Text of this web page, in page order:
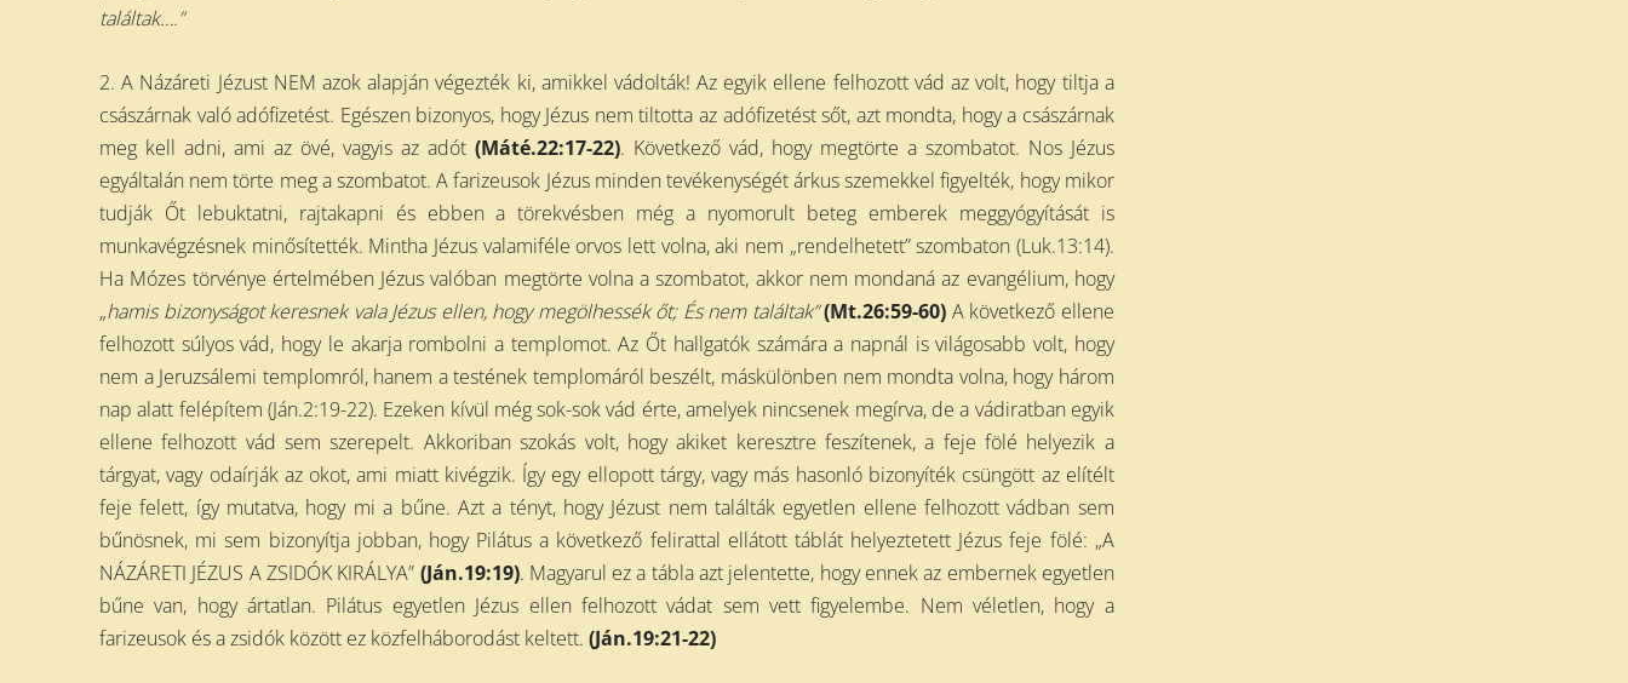
találtak….”
2. A Názáreti Jézust NEM azok alapján végezték ki, amikkel vádolták! Az egyik ellene felhozott vád az volt, hogy tiltja a
császárnak való adófizetést. Egészen bizonyos, hogy Jézus nem tiltotta az adófizetést sőt, azt mondta, hogy a császárnak
meg kell adni, ami az övé, vagyis az adót (Máté.22:17-22). Következő vád, hogy megtörte a szombatot. Nos Jézus
egyáltalán nem törte meg a szombatot. A farizeusok Jézus minden tevékenységét árkus szemekkel figyelték, hogy mikor
tudják Őt lebuktatni, rajtakapni és ebben a törekvésben még a nyomorult beteg emberek meggyógyítását is
munkavégzésnek minősítették. Mintha Jézus valamiféle orvos lett volna, aki nem „rendelhetett” szombaton (Luk.13:14).
Ha Mózes törvénye értelmében Jézus valóban megtörte volna a szombatot, akkor nem mondaná az evangélium, hogy
„hamis bizonyságot keresnek vala Jézus ellen, hogy megölhessék őt; És nem találtak” (Mt.26:59-60) A következő ellene
felhozott súlyos vád, hogy le akarja rombolni a templomot. Az Őt hallgatók számára a napnál is világosabb volt, hogy
nem a Jeruzsálemi templomról, hanem a testének templomáról beszélt, máskülönben nem mondta volna, hogy három
nap alatt felépítem (Ján.2:19-22). Ezeken kívül még sok-sok vád érte, amelyek nincsenek megírva, de a vádiratban egyik
ellene felhozott vád sem szerepelt. Akkoriban szokás volt, hogy akiket keresztre feszítenek, a feje fölé helyezik a
tárgyat, vagy odaírják az okot, ami miatt kivégzik. Így egy ellopott tárgy, vagy más hasonló bizonyíték csüngött az elítélt
feje felett, így mutatva, hogy mi a bűne. Azt a tényt, hogy Jézust nem találták egyetlen ellene felhozott vádban sem
bűnösnek, mi sem bizonyítja jobban, hogy Pilátus a következő felirattal ellátott táblát helyeztetett Jézus feje fölé: „A
NÁZÁRETI JÉZUS A ZSIDÓK KIRÁLYA” (Ján.19:19). Magyarul ez a tábla azt jelentette, hogy ennek az embernek egyetlen
bűne van, hogy ártatlan. Pilátus egyetlen Jézus ellen felhozott vádat sem vett figyelembe. Nem véletlen, hogy a
farizeusok és a zsidók között ez közfelháborodást keltett. (Ján.19:21-22)